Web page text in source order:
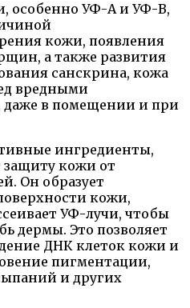
особенно УФ-А и УФ-В,
кожи, появления
а также развития
санскрина, кожа
вредными
даже в помещении и при
ингредиенты,
защиту кожи от
Он образует
кожи,
УФ-лучи, чтобы
дермы. Это позволяет
ДНК клеток кожи и
пигментации,
и других